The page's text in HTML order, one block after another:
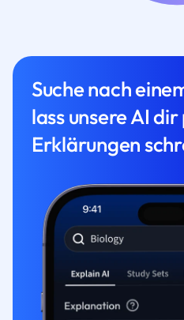
Suche nach
lass unsere AI
Erklärungen